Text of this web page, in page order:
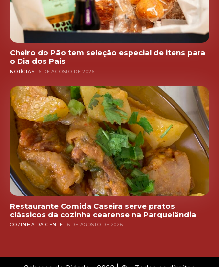
Cheiro do Pão tem seleção especial de itens para
o Dia dos Pais
NOTÍCIAS 6 DE AGOSTO DE 2026
Restaurante Comida Caseira serve pratos
clássicos da cozinha cearense na Parquelândia
COZINHA DA GENTE 6 DE AGOSTO DE 2026